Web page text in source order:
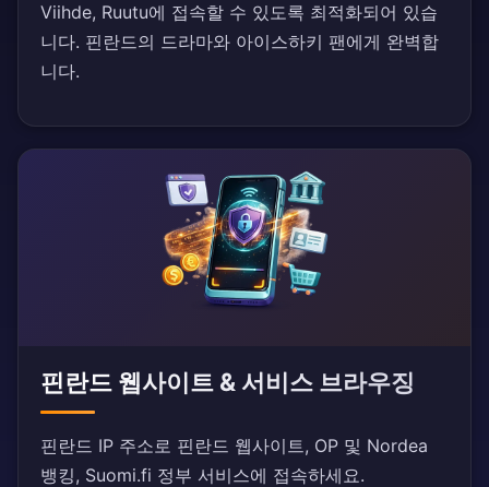
Viihde, Ruutu에 접속할 수 있도록 최적화되어 있습
니다. 핀란드의 드라마와 아이스하키 팬에게 완벽합
니다.
핀란드 웹사이트 & 서비스 브라우징
핀란드 IP 주소로 핀란드 웹사이트, OP 및 Nordea
뱅킹, Suomi.fi 정부 서비스에 접속하세요.